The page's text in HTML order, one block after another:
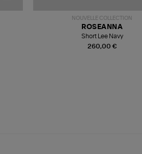
NOUVELLE COLLECTION
260,00 €
ROSEANNA
Short Lee Navy